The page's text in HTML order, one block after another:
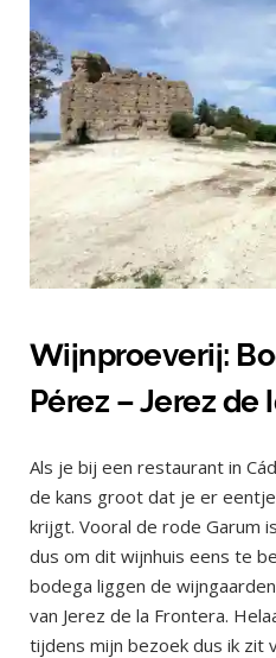
Wijnproeverij:
Pérez – Jerez de
Als je bij een restaurant in
de kans groot dat je er
krijgt. Vooral de rode Garum
dus om dit wijnhuis eens te
bodega liggen de
van Jerez de la Frontera.
tijdens mijn bezoek dus ik zit